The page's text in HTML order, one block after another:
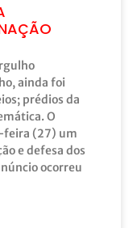
ainda foi
prédios da
O
feira (27) um
e defesa dos
ocorreu